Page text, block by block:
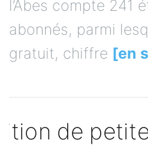
abonnés, parmi
gratuit, chiffre[en